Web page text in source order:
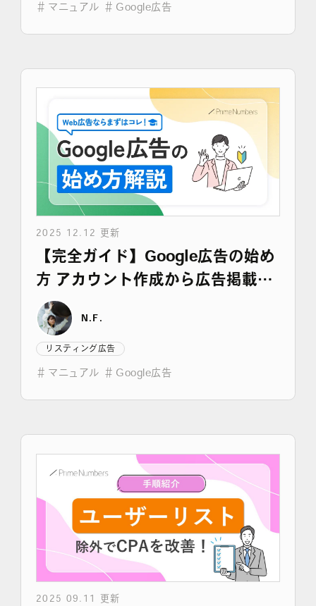
＃ マニュアル ＃ Google広告
2025 12.12 更新
【完全ガイド】Google広告の始め
方 アカウント作成から広告掲載ま
での手順をキャプチャで解説
N.F.
リスティング広告
＃ マニュアル ＃ Google広告
2025 09.11 更新